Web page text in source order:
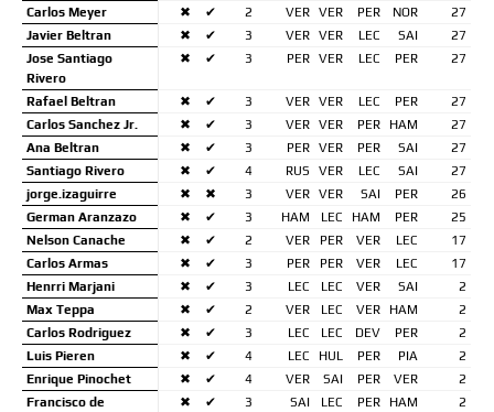
Carlos Meyer ✖ ✔ 2 VER VER PER NOR
27
Javier Beltran
✖ ✔ 3 VER VER LEC SAI
27
Jose Santiago
Rivero
✖ ✔ 3 PER VER LEC PER 27
Rafael Beltran ✖ ✔ 3 VER VER LEC PER
27
Carlos Sanchez Jr.
✖ ✔ 3 VER VER PER HAM
27
Ana Beltran
✖ ✔ 3 PER VER PER SAI
27
Santiago Rivero
✖ ✔ 4 RUS VER LEC SAI
27
jorge.izaguirre
✖ ✖ 3 VER VER SAI PER
26
German Aranzazo
✖ ✔ 3 HAM LEC HAM PER
25
Nelson Canache
✖ ✔ 2 VER PER VER LEC
17
Carlos Armas
✖ ✔ 3 PER PER VER LEC
17
Henrri Marjani
✖ ✔ 3 LEC LEC VER SAI
2
Max Teppa
✖ ✔ 2 VER LEC VER HAM
2
Carlos Rodriguez
✖ ✔ 3 LEC LEC DEV PER
2
Luis Pieren
✖ ✔ 4 LEC HUL PER PIA
2
Enrique Pinochet
✖ ✔ 4 VER SAI PER VER
2
Francisco de
✖ ✔ 3 SAI LEC PER HAM 2